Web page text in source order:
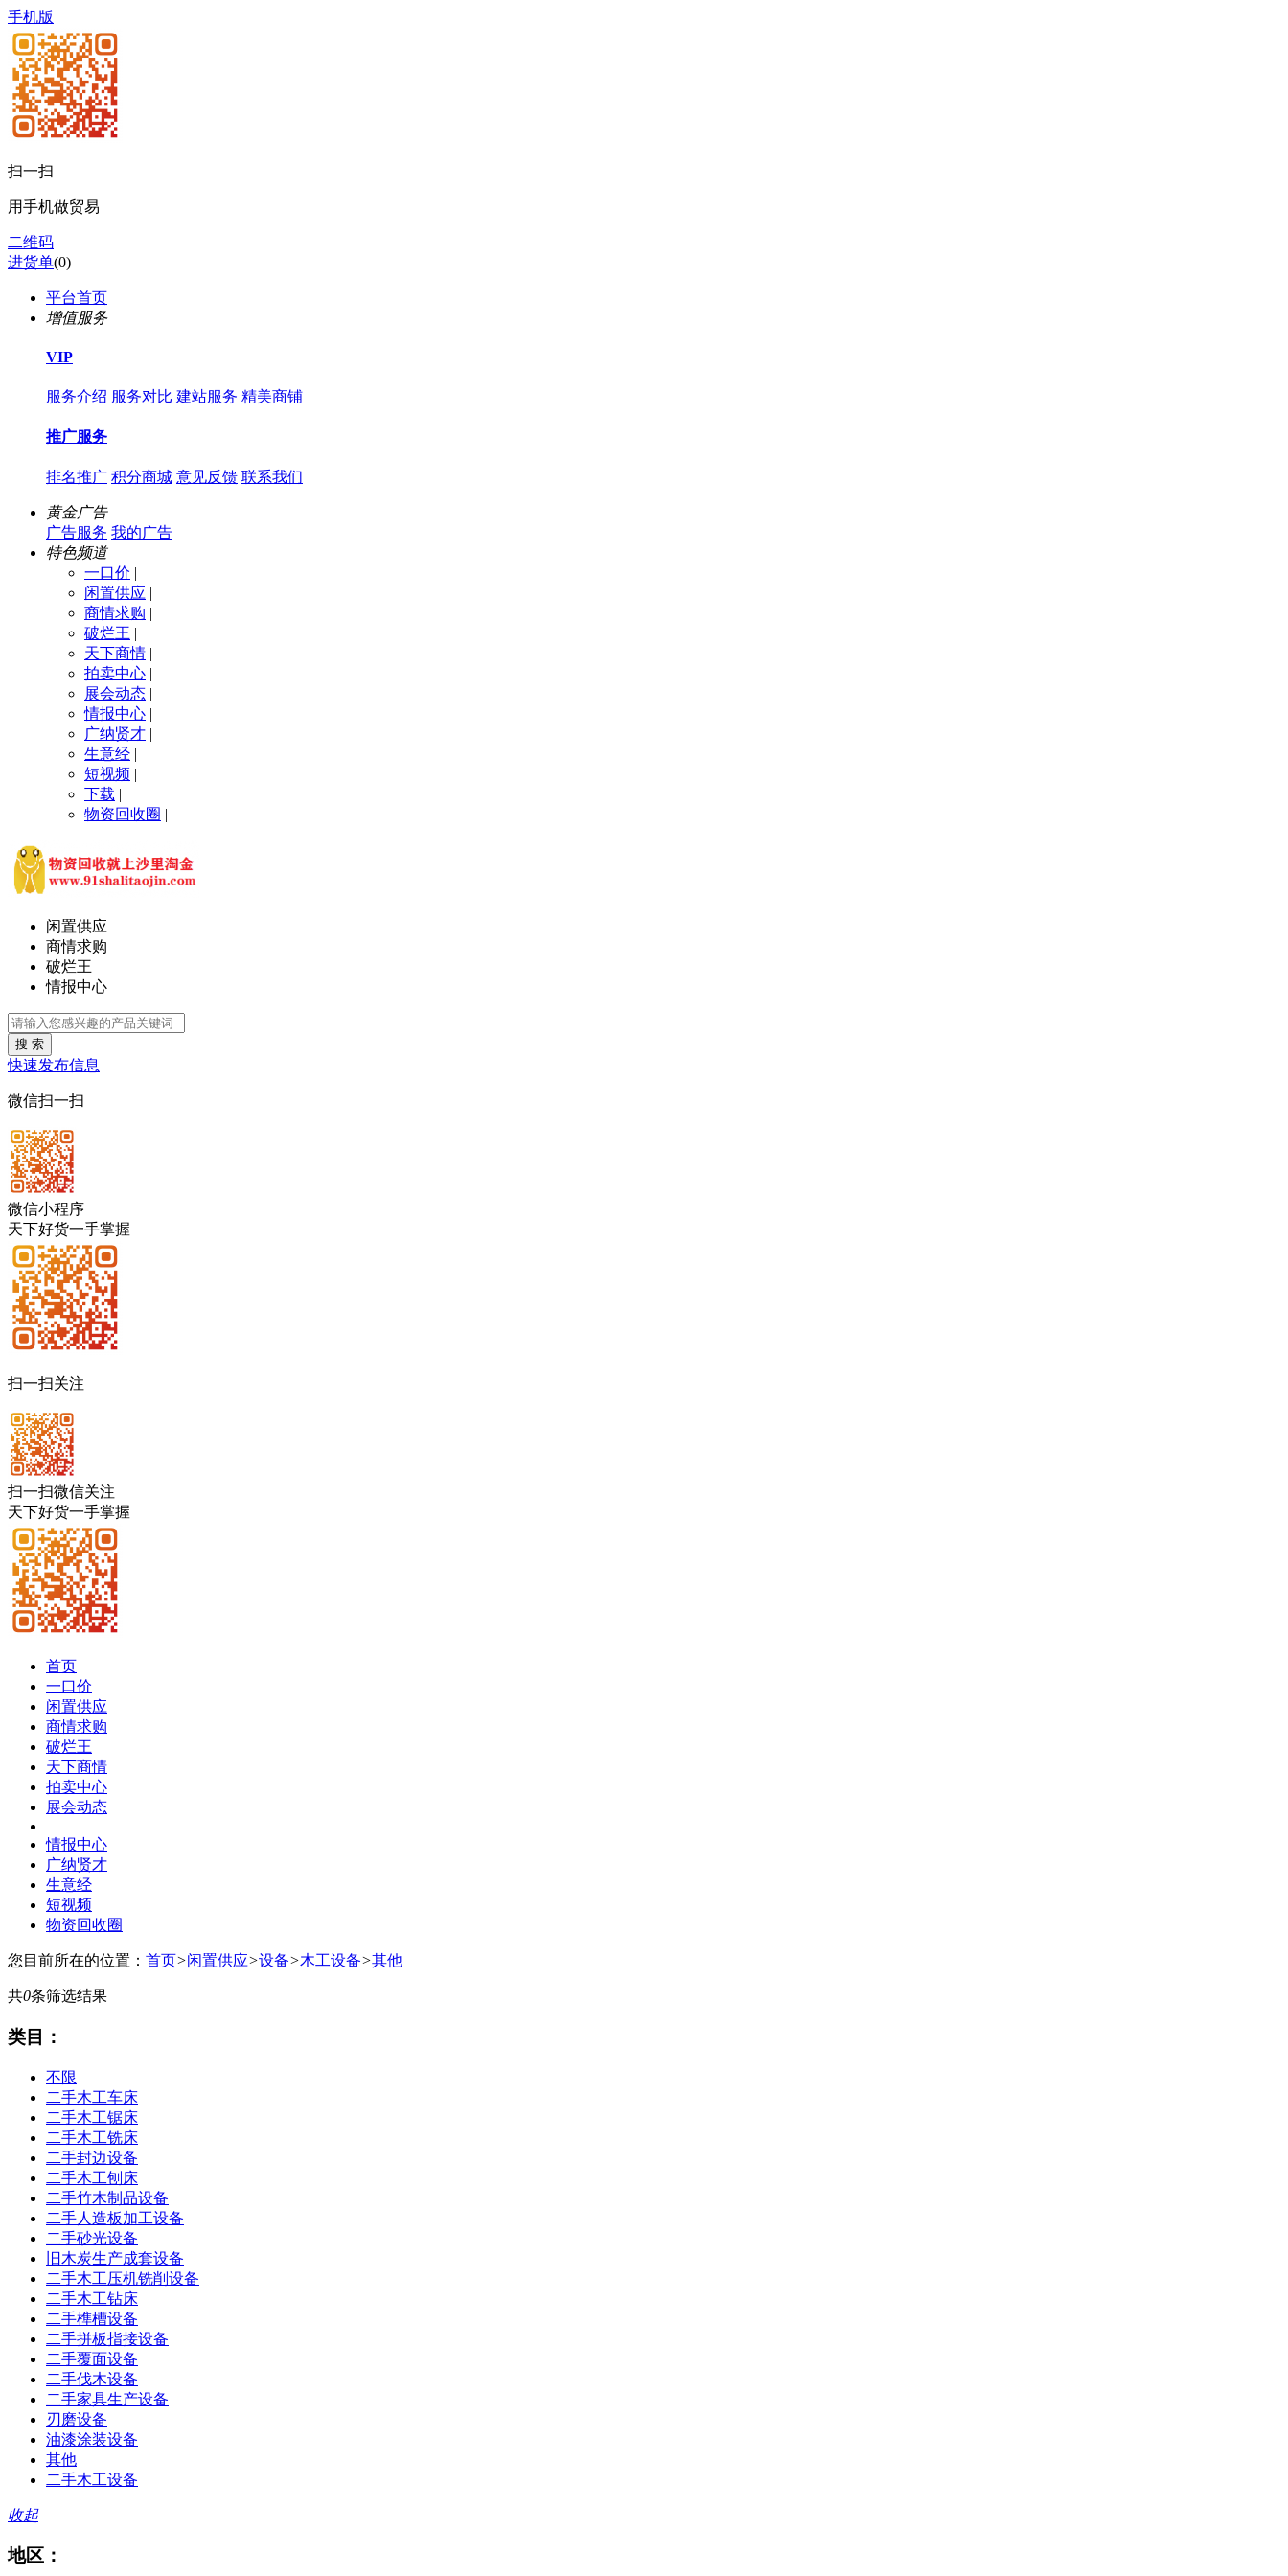
手机版
扫一扫
用手机做贸易
二维码
进货单(0)
平台首页
增值服务
VIP
服务介绍 服务对比 建站服务 精美商铺
推广服务
排名推广 积分商城 意见反馈 联系我们
黄金广告
广告服务 我的广告
特色频道
一口价 |
闲置供应 |
商情求购 |
破烂王 |
天下商情 |
拍卖中心 |
展会动态 |
情报中心 |
广纳贤才 |
生意经 |
短视频 |
下载 |
物资回收圈 |
闲置供应
商情求购
破烂王
情报中心
搜 索
快速发布信息
微信扫一扫
微信小程序
天下好货一手掌握
扫一扫关注
扫一扫微信关注
天下好货一手掌握
首页
一口价
闲置供应
商情求购
破烂王
天下商情
拍卖中心
展会动态
情报中心
广纳贤才
生意经
短视频
物资回收圈
您目前所在的位置： 首页>闲置供应>设备>木工设备>其他
共0条筛选结果
类目：
不限
二手木工车床
二手木工锯床
二手木工铣床
二手封边设备
二手木工刨床
二手竹木制品设备
二手人造板加工设备
二手砂光设备
旧木炭生产成套设备
二手木工压机铣削设备
二手木工钻床
二手榫槽设备
二手拼板指接设备
二手覆面设备
二手伐木设备
二手家具生产设备
刃磨设备
油漆涂装设备
其他
二手木工设备
收起
地区：